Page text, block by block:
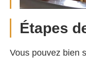
Étapes
Vous pouvez bien